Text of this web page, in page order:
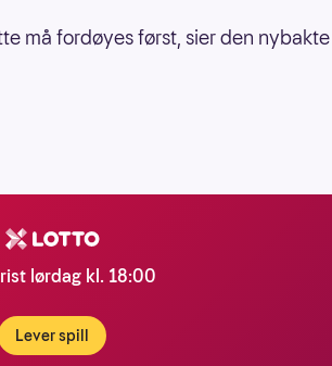
må fordøyes først, sier den nybakte
lørdag kl. 18:00
Lever spill